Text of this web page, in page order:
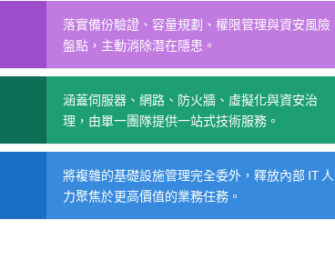
落實備份驗證、容量規劃、權限管理與資安風險
盤點，主動消除潛在隱患。
涵蓋伺服器、網路、防火牆、虛擬化與資安治
理，由單一團隊提供一站式技術服務。
將複雜的基礎設施管理完全委外，釋放內部 IT 人
力聚焦於更高價值的業務任務。